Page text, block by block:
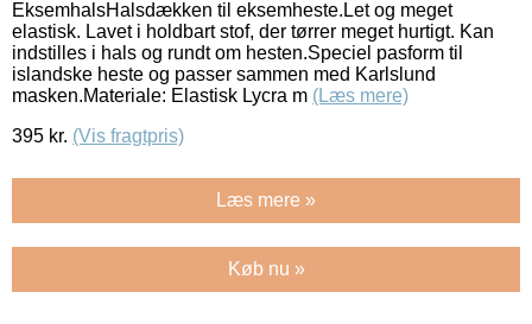
EksemhalsHalsdækken til eksemheste.Let og meget
elastisk. Lavet i holdbart stof, der tørrer meget hurtigt. Kan
indstilles i hals og rundt om hesten.Speciel pasform til
islandske heste og passer sammen med Karlslund
masken.Materiale: Elastisk Lycra m (Læs mere)
395 kr. (Vis fragtpris)
Læs mere »
Køb nu »